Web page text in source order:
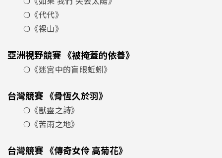
❍《代代》
❍《裸山》
亞洲視野競賽 《被掩蓋的依善》
❍《迷宮中的盲眼蚯蚓》
台灣競賽 《骨恆久於羽》
❍《獸靈之詩》
❍《苦雨之地》
台灣競賽 《傳奇女伶 高菊花》